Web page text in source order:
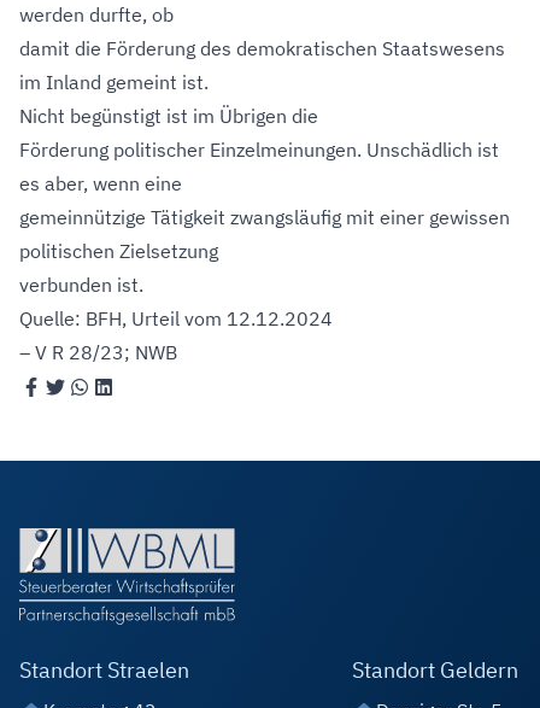
werden durfte, ob
damit die Förderung des demokratischen Staatswesens
im Inland gemeint ist.
Nicht begünstigt ist im Übrigen die
Förderung politischer Einzelmeinungen. Unschädlich ist
es aber, wenn eine
gemeinnützige Tätigkeit zwangsläufig mit einer gewissen
politischen Zielsetzung
verbunden ist.
Quelle: BFH, Urteil vom 12.12.2024
– V R 28/23; NWB
Standort Straelen Standort Geldern